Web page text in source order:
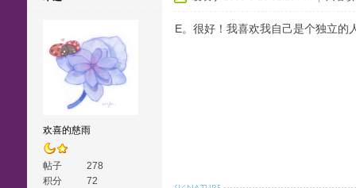
欢喜的慈雨
帖子
278
积分
72
E。很好！我喜欢我自己是个独立的